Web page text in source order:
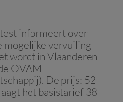
informeert over
mogelijke vervuiling
wordt in Vlaanderen
OVAM
De prijs: 52
het basistarief 38